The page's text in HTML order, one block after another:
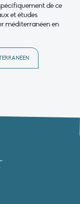
de ce
et études
méditerranéen en